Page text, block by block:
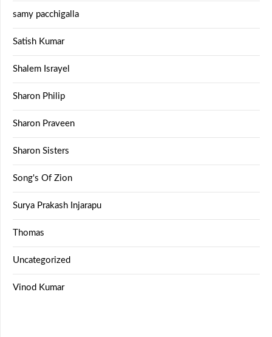
samy pacchigalla
Satish Kumar
Shalem Israyel
Sharon Philip
Sharon Praveen
Sharon Sisters
Song's Of Zion
Surya Prakash Injarapu
Thomas
Uncategorized
Vinod Kumar